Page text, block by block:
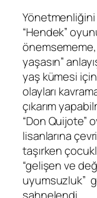
Yönetmenliğini
“Hendek”
önemsememe,
yaşasın”
yaş kümesi
olayları
çıkarım
“Don Quijote”
lisanlarına
taşırken
“gelişen ve
uyumsuzluk”